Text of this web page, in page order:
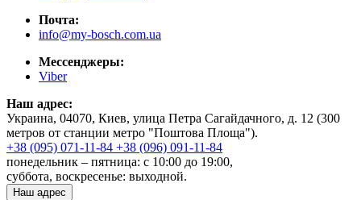
Почта:
info@my-bosch.com.ua
Мессенджеры:
Viber
Наш адрес:
Украина, 04070, Киев, улица Петра Сагайдачного, д. 12 (300
метров от станции метро "Поштова Площа").
+38 (095) 071-11-84 +38 (096) 091-11-84
понедельник – пятница: с 10:00 до 19:00,
суббота, воскресенье: выходной.
Наш адрес